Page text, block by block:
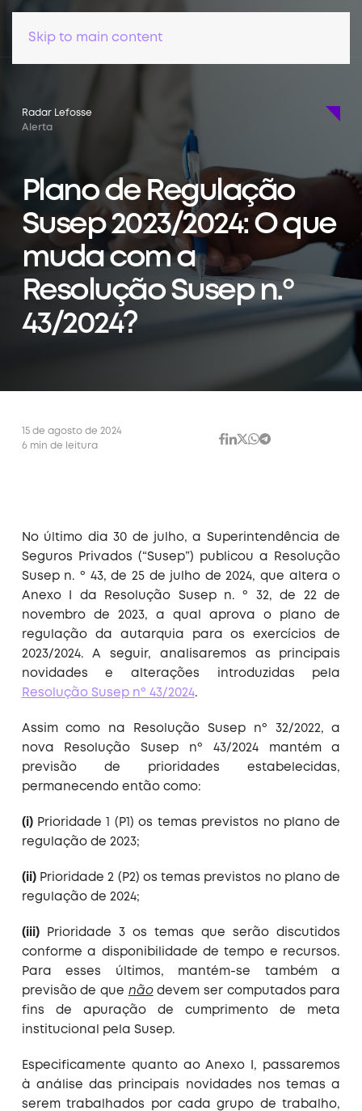
Skip to main content
Radar Lefosse
Alerta
Plano de Regulação
Susep 2023/2024: O que
muda com a
Resolução Susep n.º
43/2024?
15 de agosto de 2024
6 min de leitura
No último dia 30 de julho, a Superintendência de
Seguros Privados (“Susep”) publicou a Resolução
Susep n. º 43, de 25 de julho de 2024, que altera o
Anexo I da Resolução Susep n. º 32, de 22 de
novembro de 2023, a qual aprova o plano de
regulação da autarquia para os exercícios de
2023/2024. A seguir, analisaremos as principais
novidades e alterações introduzidas pela
Resolução Susep nº 43/2024.
Assim como na Resolução Susep nº 32/2022, a
nova Resolução Susep nº 43/2024 mantém a
previsão de prioridades estabelecidas,
permanecendo então como:
(i)Prioridade 1 (P1) os temas previstos no plano de
regulação de 2023;
(ii)Prioridade 2 (P2) os temas previstos no plano de
regulação de 2024;
(iii)Prioridade 3 os temas que serão discutidos
conforme a disponibilidade de tempo e recursos.
Para esses últimos, mantém-se também a
previsão de que nãodevem ser computados para
fins de apuração de cumprimento de meta
institucional pela Susep.
Especificamente quanto ao Anexo I, passaremos
à análise das principais novidades nos temas a
serem trabalhados por cada grupo de trabalho,